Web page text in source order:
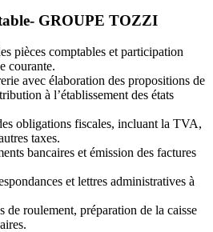
GROUPE TOZZI
pièces comptables et participation
courante.
avec élaboration des propositions de
à l’établissement des états
obligations fiscales, incluant la TVA,
taxes.
bancaires et émission des factures
et lettres administratives à
de roulement, préparation de la caisse